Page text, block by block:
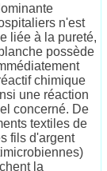
n'est
liée à la pureté,
possède
chimique
une réaction
concerné. De
textiles de
fils d'argent
la